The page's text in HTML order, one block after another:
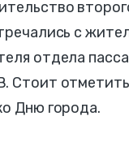
с
отдела
Стоит
Дню города.